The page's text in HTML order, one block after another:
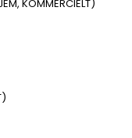
KOMMERCIELT)